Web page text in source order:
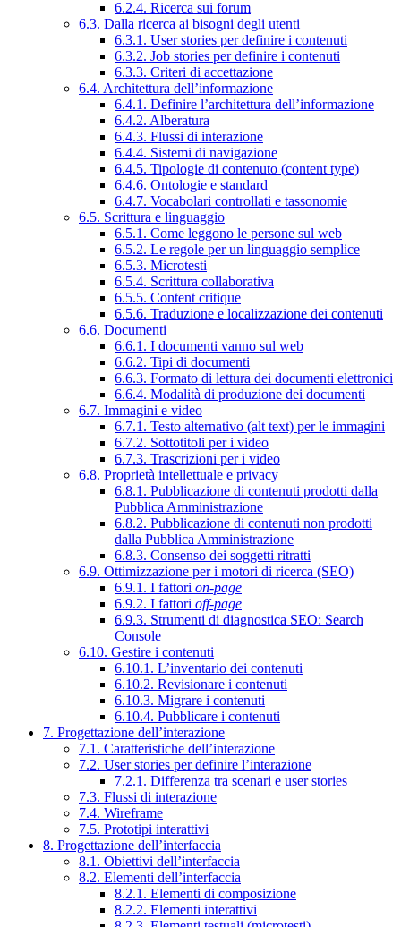
6.2.4. Ricerca sui forum
6.3. Dalla ricerca ai bisogni degli utenti
6.3.1. User stories per definire i contenuti
6.3.2. Job stories per definire i contenuti
6.3.3. Criteri di accettazione
6.4. Architettura dell’informazione
6.4.1. Definire l’architettura dell’informazione
6.4.2. Alberatura
6.4.3. Flussi di interazione
6.4.4. Sistemi di navigazione
6.4.5. Tipologie di contenuto (content type)
6.4.6. Ontologie e standard
6.4.7. Vocabolari controllati e tassonomie
6.5. Scrittura e linguaggio
6.5.1. Come leggono le persone sul web
6.5.2. Le regole per un linguaggio semplice
6.5.3. Microtesti
6.5.4. Scrittura collaborativa
6.5.5. Content critique
6.5.6. Traduzione e localizzazione dei contenuti
6.6. Documenti
6.6.1. I documenti vanno sul web
6.6.2. Tipi di documenti
6.6.3. Formato di lettura dei documenti elettronici
6.6.4. Modalità di produzione dei documenti
6.7. Immagini e video
6.7.1. Testo alternativo (alt text) per le immagini
6.7.2. Sottotitoli per i video
6.7.3. Trascrizioni per i video
6.8. Proprietà intellettuale e privacy
6.8.1. Pubblicazione di contenuti prodotti dalla
Pubblica Amministrazione
6.8.2. Pubblicazione di contenuti non prodotti
dalla Pubblica Amministrazione
6.8.3. Consenso dei soggetti ritratti
6.9. Ottimizzazione per i motori di ricerca (SEO)
6.9.1. I fattori on-page
6.9.2. I fattori off-page
6.9.3. Strumenti di diagnostica SEO: Search
Console
6.10. Gestire i contenuti
6.10.1. L’inventario dei contenuti
6.10.2. Revisionare i contenuti
6.10.3. Migrare i contenuti
6.10.4. Pubblicare i contenuti
7. Progettazione dell’interazione
7.1. Caratteristiche dell’interazione
7.2. User stories per definire l’interazione
7.2.1. Differenza tra scenari e user stories
7.3. Flussi di interazione
7.4. Wireframe
7.5. Prototipi interattivi
8. Progettazione dell’interfaccia
8.1. Obiettivi dell’interfaccia
8.2. Elementi dell’interfaccia
8.2.1. Elementi di composizione
8.2.2. Elementi interattivi